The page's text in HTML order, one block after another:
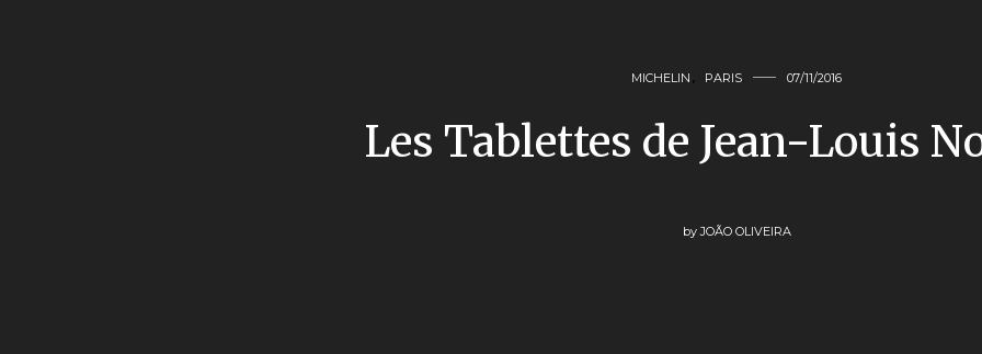
MICHELIN PARIS 07/11/2016
Les Tablettes de Jean-Louis
by JOÃO OLIVEIRA